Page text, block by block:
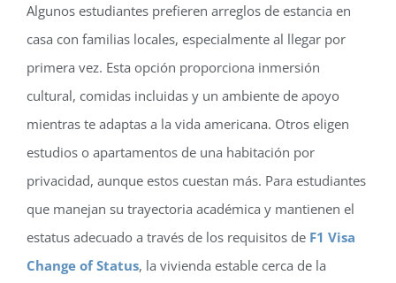
Algunos estudiantes prefieren arreglos de estancia en
casa con familias locales, especialmente al llegar por
primera vez. Esta opción proporciona inmersión
cultural, comidas incluidas y un ambiente de apoyo
mientras te adaptas a la vida americana. Otros eligen
estudios o apartamentos de una habitación por
privacidad, aunque estos cuestan más. Para estudiantes
que manejan su trayectoria académica y mantienen el
estatus adecuado a través de los requisitos de F1 Visa
Change of Status, la vivienda estable cerca de la